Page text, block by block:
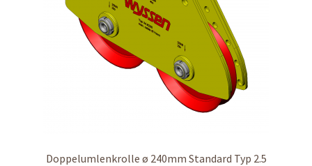
Doppelumlenkrolle ø 240mm Standard Typ 2.5